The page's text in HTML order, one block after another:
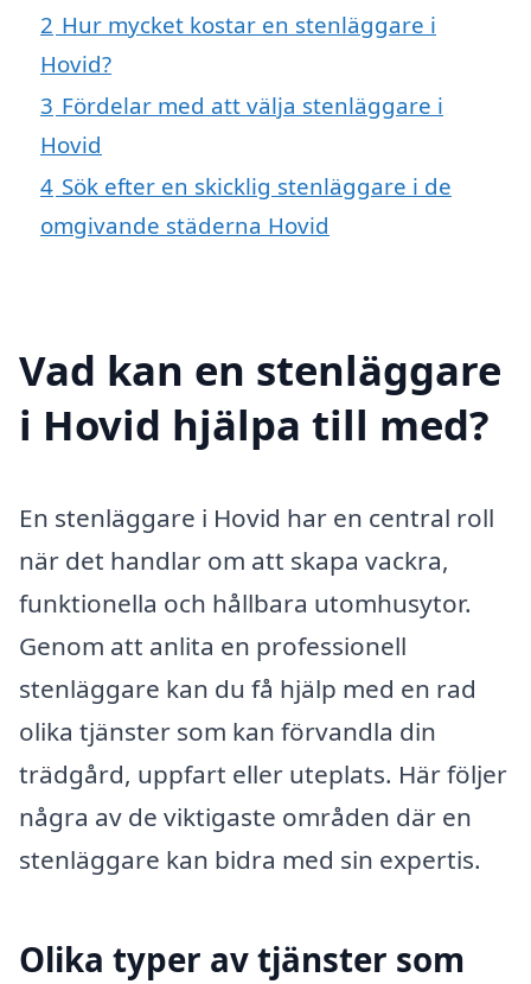
2 Hur mycket kostar en stenläggare i
Hovid?
3 Fördelar med att välja stenläggare i
Hovid
4 Sök efter en skicklig stenläggare i de
omgivande städerna Hovid
Vad kan en stenläggare
i Hovid hjälpa till med?
En stenläggare i Hovid har en central roll
när det handlar om att skapa vackra,
funktionella och hållbara utomhusytor.
Genom att anlita en professionell
stenläggare kan du få hjälp med en rad
olika tjänster som kan förvandla din
trädgård, uppfart eller uteplats. Här följer
några av de viktigaste områden där en
stenläggare kan bidra med sin expertis.
Olika typer av tjänster som